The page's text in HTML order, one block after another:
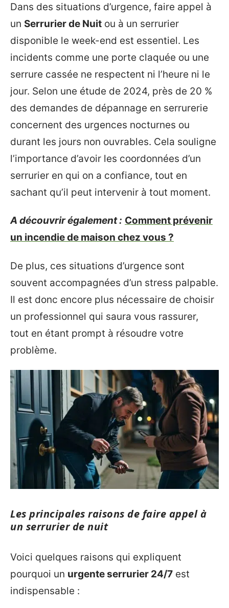
Dans des situations d’urgence, faire appel à
un Serrurier de Nuit ou à un serrurier
disponible le week-end est essentiel. Les
incidents comme une porte claquée ou une
serrure cassée ne respectent ni l’heure ni le
jour. Selon une étude de 2024, près de 20 %
des demandes de dépannage en serrurerie
concernent des urgences nocturnes ou
durant les jours non ouvrables. Cela souligne
l’importance d’avoir les coordonnées d’un
serrurier en qui on a confiance, tout en
sachant qu’il peut intervenir à tout moment.
A découvrir également : Comment prévenir
un incendie de maison chez vous ?
De plus, ces situations d’urgence sont
souvent accompagnées d’un stress palpable.
Il est donc encore plus nécessaire de choisir
un professionnel qui saura vous rassurer,
tout en étant prompt à résoudre votre
problème.
Les principales raisons de faire appel à
un serrurier de nuit
Voici quelques raisons qui expliquent
pourquoi un urgente serrurier 24/7 est
indispensable :